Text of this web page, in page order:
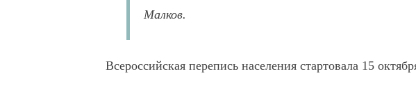
Малков.
Всероссийская перепись населения стартовала 15